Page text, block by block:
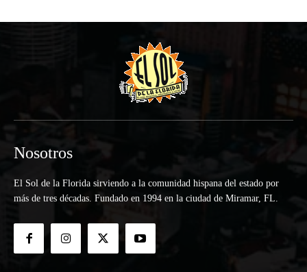
Nosotros
El Sol de la Florida sirviendo a la comunidad hispana del estado por
más de tres décadas. Fundado en 1994 en la ciudad de Miramar, FL.